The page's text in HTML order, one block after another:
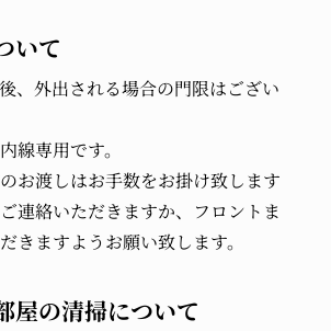
いて
、外出される場合の門限はござい
線専用です。
お渡しはお手数をお掛け致します
連絡いただきますか、フロントま
きますようお願い致します。
屋の清掃について